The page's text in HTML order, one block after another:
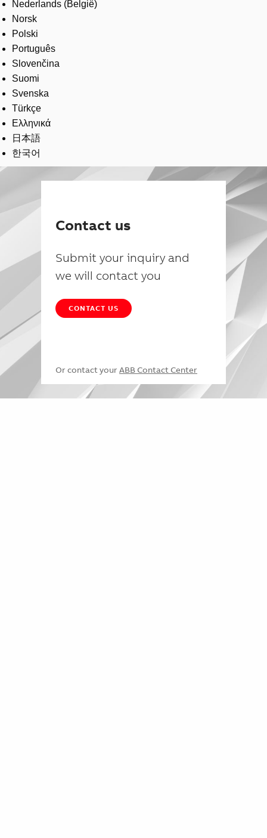
Nederlands (België)
Norsk
Polski
Português
Slovenčina
Suomi
Svenska
Türkçe
Ελληνικά
日本語
한국어
Contact us
Submit your inquiry and
we will contact you
CONTACT US
Or contact your ABB Contact Center